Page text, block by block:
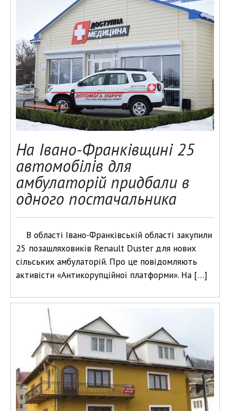
На Івано-Франківщині 25
автомобілів для
амбулаторій придбали в
одного постачальника
В області Івано-Франківській області закупили
25 позашляховиків Renault Duster для нових
сільських амбулаторій. Про це повідомляють
активісти «Антикорупційної платформи». На […]